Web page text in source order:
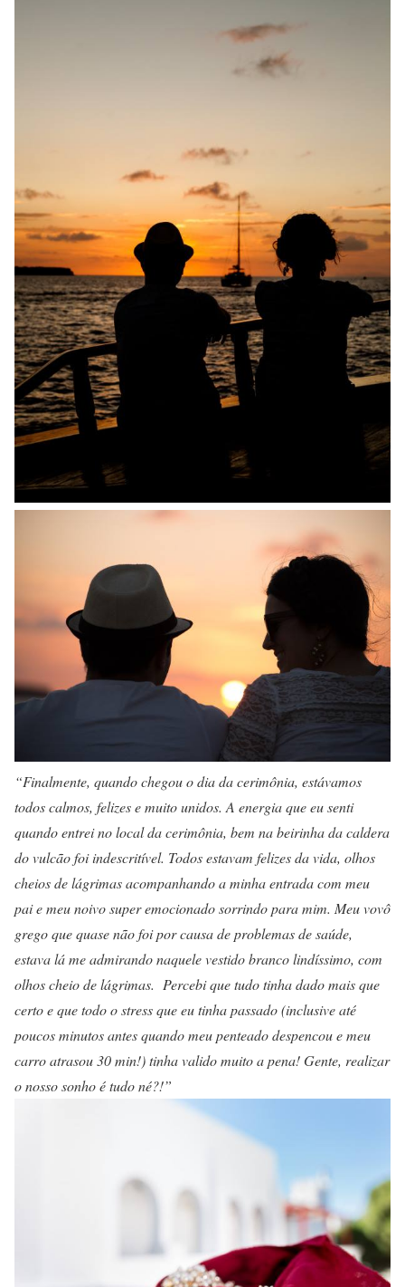
“Finalmente, quando chegou o dia da cerimônia, estávamos
todos calmos, felizes e muito unidos. A energia que eu senti
quando entrei no local da cerimônia, bem na beirinha da caldera
do vulcão foi indescritível. Todos estavam felizes da vida, olhos
cheios de lágrimas acompanhando a minha entrada com meu
pai e meu noivo super emocionado sorrindo para mim. Meu vovô
grego que quase não foi por causa de problemas de saúde,
estava lá me admirando naquele vestido branco lindíssimo, com
olhos cheio de lágrimas. Percebi que tudo tinha dado mais que
certo e que todo o stress que eu tinha passado (inclusive até
poucos minutos antes quando meu penteado despencou e meu
carro atrasou 30 min!) tinha valido muito a pena! Gente, realizar
o nosso sonho é tudo né?!”